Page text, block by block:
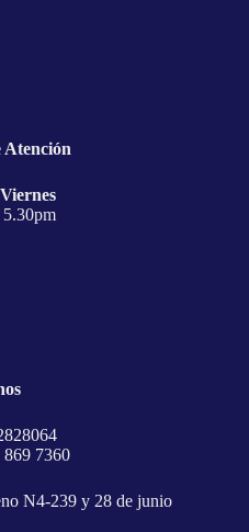
5.30pm
7360
N4-239 y 28 de junio